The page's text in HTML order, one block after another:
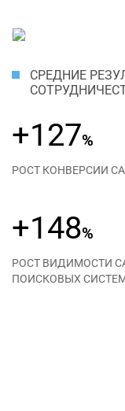
СРЕДНИЕ
+127%
РОСТ КОНВЕРСИИ
+148%
РОСТ ВИДИМОСТИ
ПОИСКОВЫХ